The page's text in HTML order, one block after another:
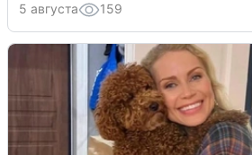
5 августа 159